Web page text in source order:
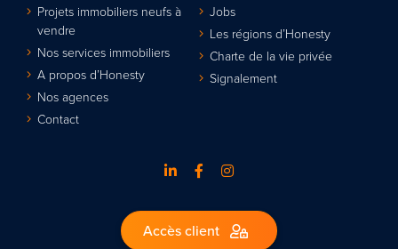
Projets immobiliers neufs à
vendre
Nos services immobiliers
A propos d’Honesty
Nos agences
Contact
Jobs
Les régions d’Honesty
Charte de la vie privée
Signalement
Accès client